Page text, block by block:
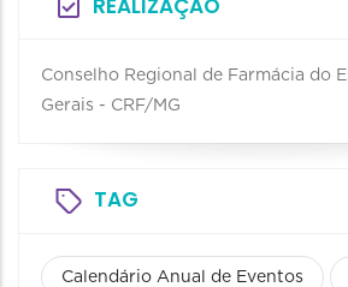
REALIZAÇÃO
Conselho Regional de Farmácia do
Gerais - CRF/MG
TAG
Calendário Anual de Eventos